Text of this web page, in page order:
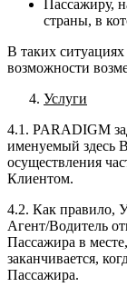
Пассажиру,
страны, в
В таких
возможности
Услуги
4.1. PARADIGM
именуемый здесь
осуществления
Клиентом.
4.2. Как правило,
Агент/Водитель
Пассажира в
заканчивается,
Пассажира.